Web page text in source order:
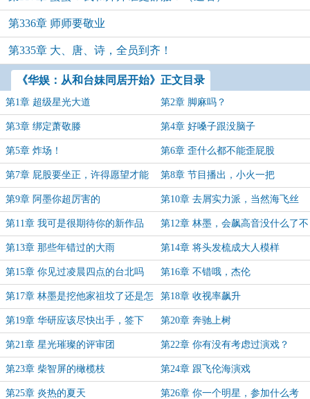
第336章 师师要敬业
第335章 大、唐、诗，全员到齐！
《华娱：从和台妹同居开始》正文目录
第1章 超级星光大道 第2章 脚麻吗？
第3章 绑定萧敬滕 第4章 好嗓子跟没脑子
第5章 炸场！ 第6章 歪什么都不能歪屁股
第7章 屁股要坐正，许得愿望才能
达成！
第8章 节目播出，小火一把
第9章 阿墨你超厉害的 第10章 去屑实力派，当然海飞丝
第11章 我可是很期待你的新作品 第12章 林墨，会飙高音没什么了不
起
第13章 那些年错过的大雨 第14章 将头发梳成大人模样
第15章 你见过凌晨四点的台北吗 第16章 不错哦，杰伦
第17章 林墨是挖他家祖坟了还是怎
样
第18章 收视率飙升
第19章 华研应该尽快出手，签下
他！
第20章 奔驰上树
第21章 星光璀璨的评审团 第22章 你有没有考虑过演戏？
第23章 柴智屏的橄榄枝 第24章 跟飞伦海演戏
第25章 炎热的夏天 第26章 你一个明星，参加什么考